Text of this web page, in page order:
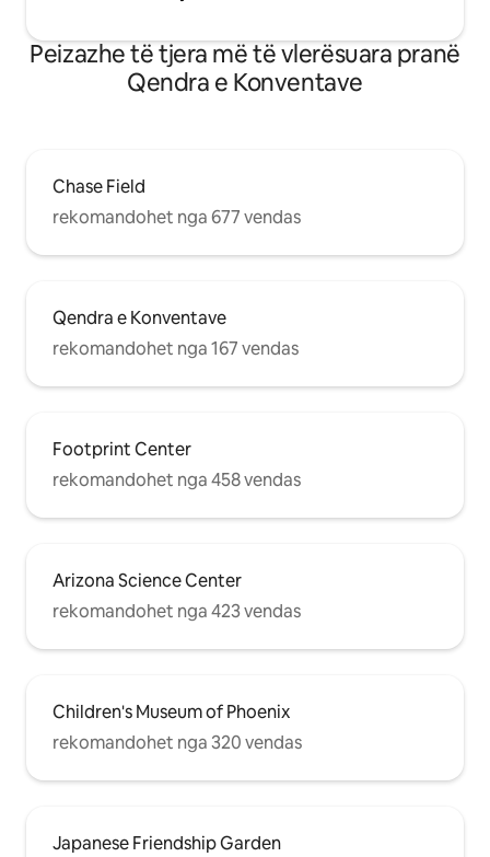
Peizazhe të tjera më të vlerësuara pranë
Qendra e Konventave
Chase Field
rekomandohet nga 677 vendas
Qendra e Konventave
rekomandohet nga 167 vendas
Footprint Center
rekomandohet nga 458 vendas
Arizona Science Center
rekomandohet nga 423 vendas
Children's Museum of Phoenix
rekomandohet nga 320 vendas
Japanese Friendship Garden